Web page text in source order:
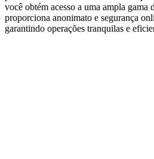
você obtém acesso a uma ampla gama
proporciona anonimato e segurança
garantindo operações tranquilas e